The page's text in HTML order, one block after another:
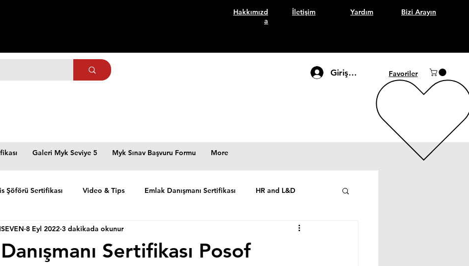
Hakkımızd
a
İletişim Yardım Bizi Arayın
Giriş Yap Favoriler
Galeri Myk Seviye 5 Myk Sınav Başvuru Formu More
Şöförü Sertifikası Video & Tips Emlak Danışmanı Sertifikası HR and L&D
Sertifikası Posof
8 Eyl 2022 3 dakikada okunur